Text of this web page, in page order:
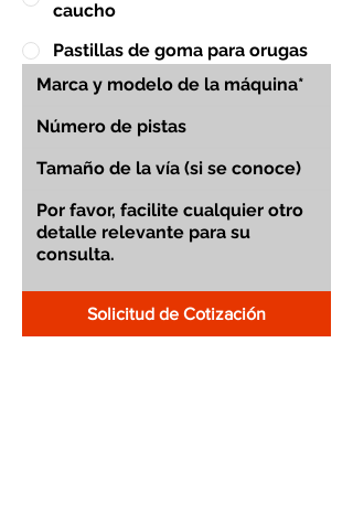
caucho
Pastillas de goma para orugas
Solicitud de Cotización